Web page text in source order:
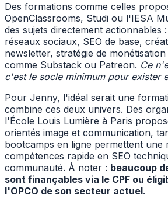
Des formations comme celles
OpenClassrooms, Studi ou l'IESA
des sujets directement actionnables
réseaux sociaux, SEO de base,
newsletter, stratégie de
comme Substack ou Patreon. Ce
c'est le socle minimum pour exister
Pour Jenny, l'idéal serait une
combine ces deux univers. Des
l'École Louis Lumière à Paris
orientés image et communication,
bootcamps en ligne permettent une
compétences rapide en SEO
communauté. À noter : beaucoup
sont finançables via le CPF ou
l'OPCO de son secteur actuel.